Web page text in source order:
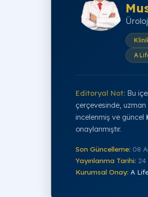
A
Editoryal Not: Bu
çerçevesinde, uzman
incelenmiş ve güncel
onaylanmıştır.
Son Güncelleme: 08
Yayınlanma Tarihi: 24
Kurumsal Onay: A